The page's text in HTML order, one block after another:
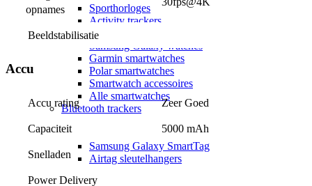
Sporthorloges
Activity trackers
Apple watches
Samsung Galaxy watches
Garmin smartwatches
Polar smartwatches
Smartwatch accessoires
Alle smartwatches
Bluetooth trackers
Samsung Galaxy SmartTag
Airtag sleutelhangers
Alle bluetooth trackers
opnames
Beeldstabilisatie
Accu
Accu rating Zeer Goed
Capaciteit 5000 mAh
Snelladen
Power Delivery